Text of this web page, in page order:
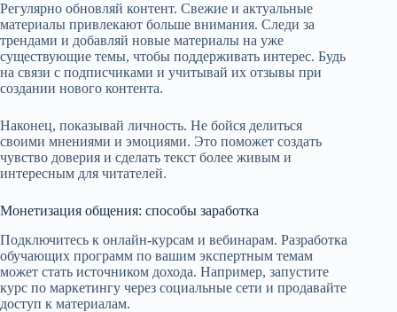
Регулярно обновляй контент. Свежие и актуальные
материалы привлекают больше внимания. Следи за
трендами и добавляй новые материалы на уже
существующие темы, чтобы поддерживать интерес. Будь
на связи с подписчиками и учитывай их отзывы при
создании нового контента.
Наконец, показывай личность. Не бойся делиться
своими мнениями и эмоциями. Это поможет создать
чувство доверия и сделать текст более живым и
интересным для читателей.
Монетизация общения: способы заработка
Подключитесь к онлайн-курсам и вебинарам. Разработка
обучающих программ по вашим экспертным темам
может стать источником дохода. Например, запустите
курс по маркетингу через социальные сети и продавайте
доступ к материалам.